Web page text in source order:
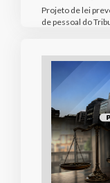
Projeto de lei
de pessoal do